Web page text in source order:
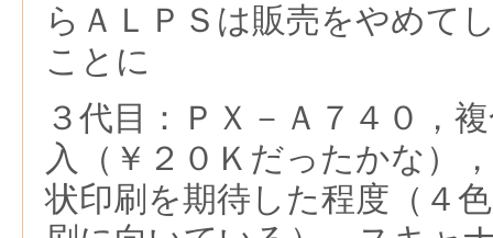
らＡＬＰＳは販売をやめて
ことに
３代目：ＰＸ－Ａ７４０，
入（￥２０Ｋだったかな）
状印刷を期待した程度（４